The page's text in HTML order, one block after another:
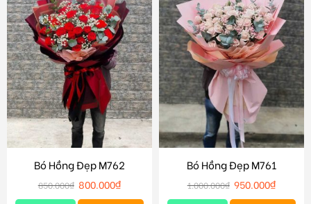
Bó Hồng Đẹp M762
850.000₫ 800.000₫
Bó Hồng Đẹp M761
1.000.000₫ 950.000₫